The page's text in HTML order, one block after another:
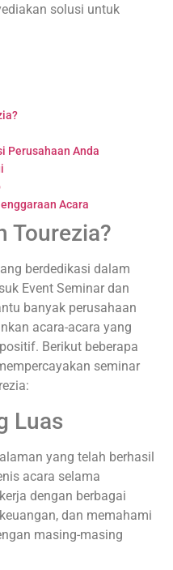
solusi untuk
Perusahaan Anda
Acara
Tourezia?
berdedikasi dalam
Event Seminar dan
banyak perusahaan
acara-acara yang
Berikut beberapa
seminar
Luas
yang telah berhasil
acara selama
dengan berbagai
dan memahami
masing-masing